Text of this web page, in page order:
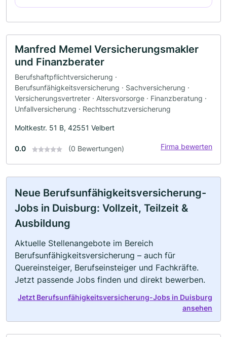
Manfred Memel Versicherungsmakler
und Finanzberater
Berufshaftpflichtversicherung ·
Berufsunfähigkeitsversicherung · Sachversicherung ·
Versicherungsvertreter · Altersvorsorge · Finanzberatung ·
Unfallversicherung · Rechtsschutzversicherung
Moltkestr. 51 B, 42551 Velbert
0.0 (0 Bewertungen) Firma bewerten
Neue Berufsunfähigkeitsversicherung-
Jobs in Duisburg: Vollzeit, Teilzeit &
Ausbildung
Aktuelle Stellenangebote im Bereich
Berufsunfähigkeitsversicherung – auch für
Quereinsteiger, Berufseinsteiger und Fachkräfte.
Jetzt passende Jobs finden und direkt bewerben.
Jetzt Berufsunfähigkeitsversicherung-Jobs in Duisburg
ansehen